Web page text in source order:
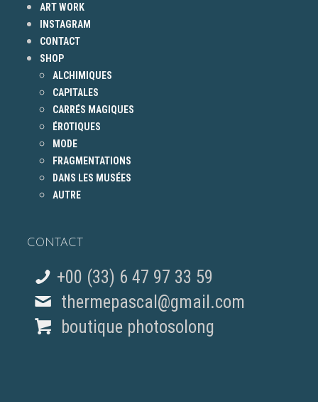
ART WORK
INSTAGRAM
CONTACT
SHOP
ALCHIMIQUES
CAPITALES
CARRÉS MAGIQUES
ÉROTIQUES
MODE
FRAGMENTATIONS
DANS LES MUSÉES
AUTRE
CONTACT
+00 (33) 6 47 97 33 59
thermepascal@gmail.com
boutique photosolong